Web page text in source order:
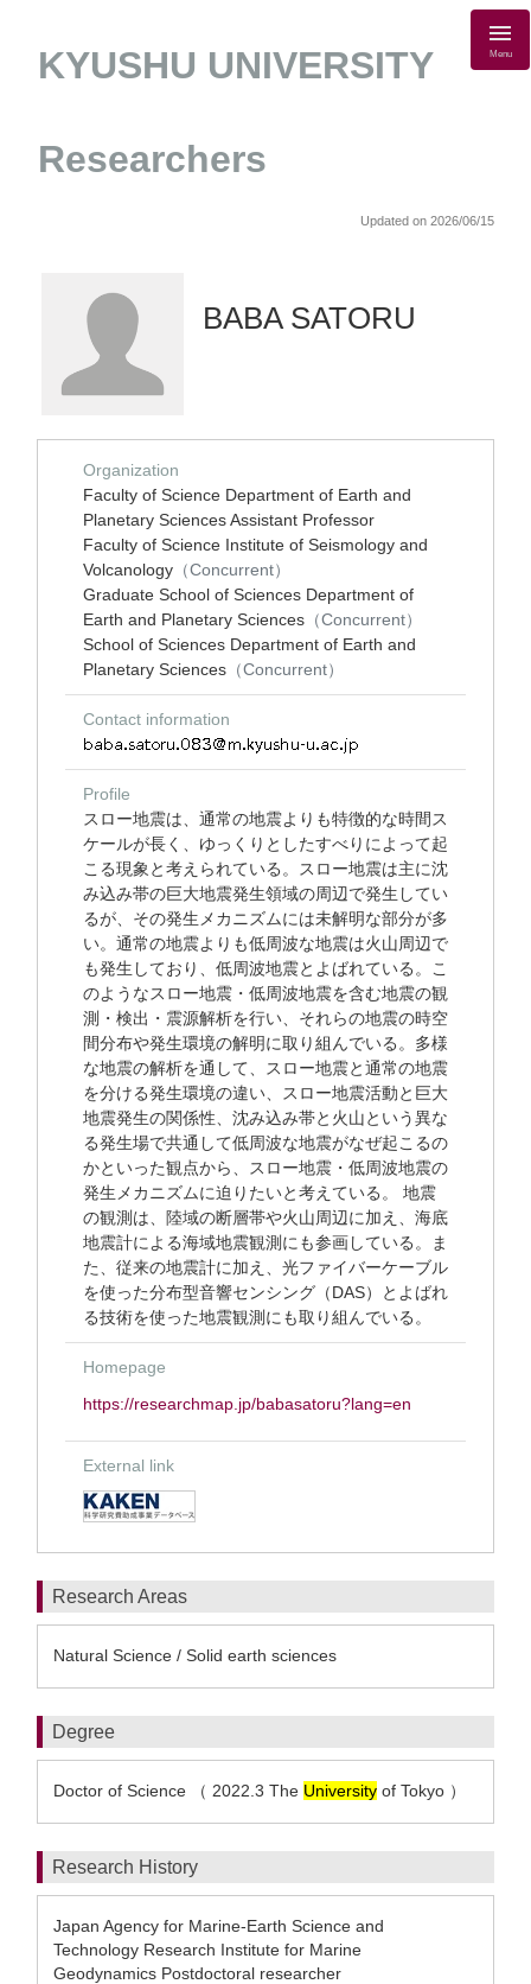
KYUSHU UNIVERSITY
Researchers
Menu
Updated on 2026/06/15
BABA SATORU
Organization
Faculty of Science Department of Earth and
Planetary Sciences Assistant Professor
Faculty of Science Institute of Seismology and
Volcanology （Concurrent）
Graduate School of Sciences Department of
Earth and Planetary Sciences （Concurrent）
School of Sciences Department of Earth and
Planetary Sciences （Concurrent）
Contact information
Profile
スロー地震は、通常の地震よりも特徴的な時間ス
ケールが長く、ゆっくりとしたすべりによって起
こる現象と考えられている。スロー地震は主に沈
み込み帯の巨大地震発生領域の周辺で発生してい
るが、その発生メカニズムには未解明な部分が多
い。通常の地震よりも低周波な地震は火山周辺で
も発生しており、低周波地震とよばれている。こ
のようなスロー地震・低周波地震を含む地震の観
測・検出・震源解析を行い、それらの地震の時空
間分布や発生環境の解明に取り組んでいる。多様
な地震の解析を通して、スロー地震と通常の地震
を分ける発生環境の違い、スロー地震活動と巨大
地震発生の関係性、沈み込み帯と火山という異な
る発生場で共通して低周波な地震がなぜ起こるの
かといった観点から、スロー地震・低周波地震の
発生メカニズムに迫りたいと考えている。 地震
の観測は、陸域の断層帯や火山周辺に加え、海底
地震計による海域地震観測にも参画している。ま
た、従来の地震計に加え、光ファイバーケーブル
を使った分布型音響センシング（DAS）とよばれ
る技術を使った地震観測にも取り組んでいる。
Homepage
https://researchmap.jp/babasatoru?lang=en
External link
Research Areas
Natural Science / Solid earth sciences
Degree
Doctor of Science （ 2022.3 The University of Tokyo ）
Research History
Japan Agency for Marine-Earth Science and
Technology Research Institute for Marine
Geodynamics Postdoctoral researcher